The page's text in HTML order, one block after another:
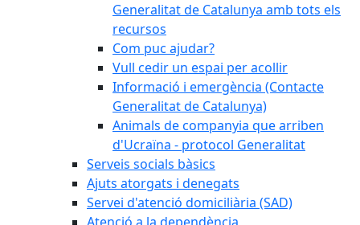
Generalitat de Catalunya amb tots els
recursos
Com puc ajudar?
Vull cedir un espai per acollir
Informació i emergència (Contacte
Generalitat de Catalunya)
Animals de companyia que arriben
d'Ucraïna - protocol Generalitat
Serveis socials bàsics
Ajuts atorgats i denegats
Servei d'atenció domiciliària (SAD)